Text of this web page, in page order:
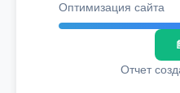
Оптимизация сайта
Отчет